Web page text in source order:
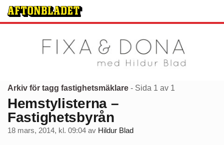
Arkiv för tagg fastighetsmäklare - Sida 1 av 1
Hemstylisterna –
Fastighetsbyrån
18 mars, 2014, kl. 09:04 av Hildur Blad